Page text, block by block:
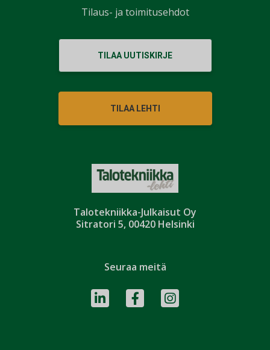
Talotekniikka-Julkaisut Oy
Sitratori 5, 00420 Helsinki
TILAA UUTISKIRJE
TILAA LEHTI
Seuraa meitä
Tilaus- ja toimitusehdot